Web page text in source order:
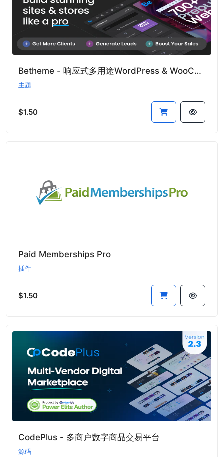
Betheme - 响应式多用途WordPress & WooCommerce主题
主题
$1.50
Paid Memberships Pro
插件
$1.50
CodePlus - 多商户数字商品交易平台
源码